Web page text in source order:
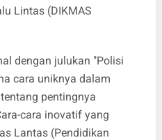
Lintas (DIKMAS
dengan julukan "Polisi
cara uniknya dalam
pentingnya
cara inovatif yang
Lantas (Pendidikan